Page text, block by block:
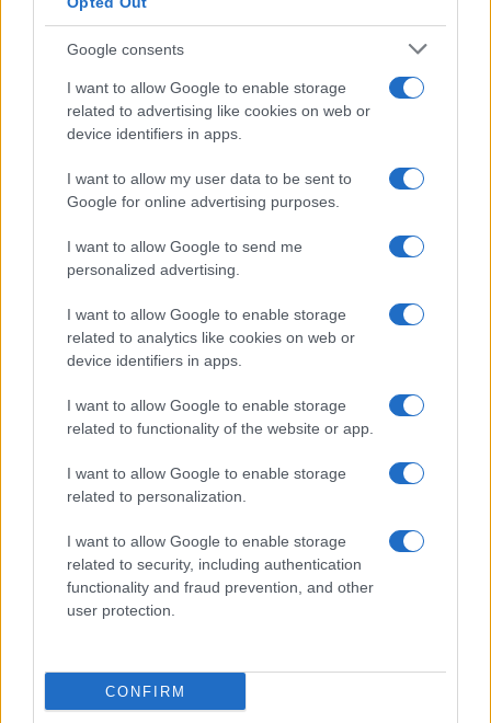
Google consents
I want to allow Google to enable storage
related to advertising like cookies on web or
device identifiers in apps.
I want to allow my user data to be sent to
Google for online advertising purposes.
I want to allow Google to send me
personalized advertising.
I want to allow Google to enable storage
related to analytics like cookies on web or
device identifiers in apps.
I want to allow Google to enable storage
related to functionality of the website or app.
I want to allow Google to enable storage
related to personalization.
I want to allow Google to enable storage
related to security, including authentication
functionality and fraud prevention, and other
user protection.
CONFIRM
Martina Agostina Diturco
I nostri cari
I nostri cari